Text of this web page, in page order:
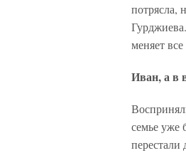
потрясла,
меняет
Иван, а в
семье уже
перестали